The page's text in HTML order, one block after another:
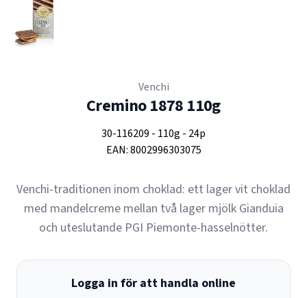
Venchi
Cremino 1878 110g
30-116209 - 110g - 24p
EAN:8002996303075
Venchi-traditionen inom choklad: ett lager vit choklad
med mandelcreme mellan två lager mjölk Gianduia
och uteslutande PGI Piemonte-hasselnötter.
Logga in för att handla online